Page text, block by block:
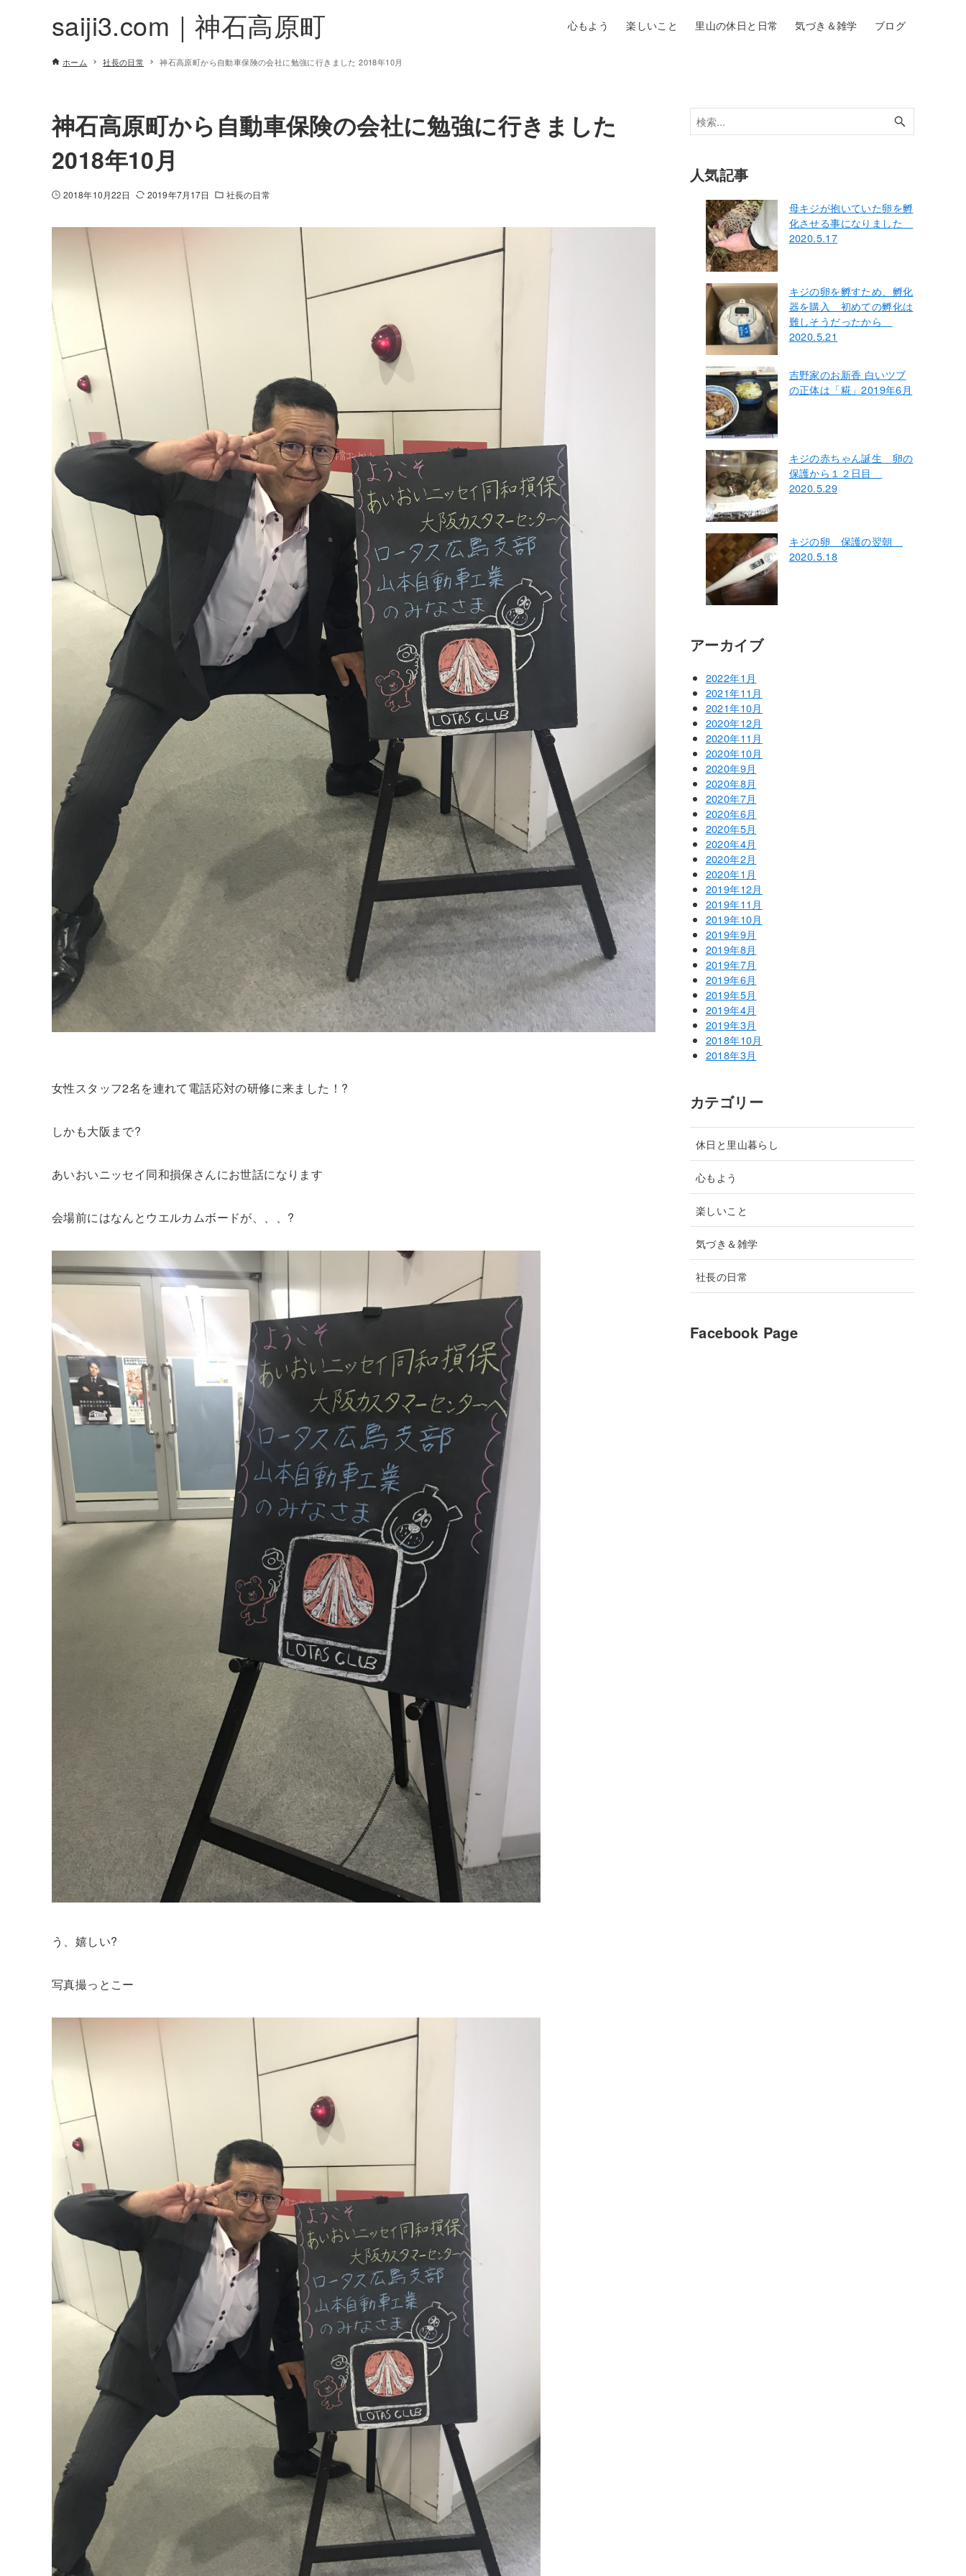
saiji3.com｜神石高原町 心もよう 楽しいこと 里山の休日と日常 気づき＆雑学 ブログ
ホーム 社長の日常 神石高原町から自動車保険の会社に勉強に行きました 2018年10月
神石高原町から自動車保険の会社に勉強に行きました
2018年10月
2018年10月22日 2019年7月17日 社長の日常
女性スタッフ2名を連れて電話応対の研修に来ました！?
しかも大阪まで?
あいおいニッセイ同和損保さんにお世話になります
会場前にはなんとウエルカムボードが、、、?
う、嬉しい?
写真撮っとこー
人気記事
母キジが抱いていた卵を孵
化させる事になりました
2020.5.17
キジの卵を孵すため、孵化
器を購入 初めての孵化は
難しそうだったから
2020.5.21
吉野家のお新香 白いツブ
の正体は「糀」2019年6月
キジの赤ちゃん誕生 卵の
保護から１２日目
2020.5.29
キジの卵 保護の翌朝
2020.5.18
アーカイブ
2022年1月
2021年11月
2021年10月
2020年12月
2020年11月
2020年10月
2020年9月
2020年8月
2020年7月
2020年6月
2020年5月
2020年4月
2020年2月
2020年1月
2019年12月
2019年11月
2019年10月
2019年9月
2019年8月
2019年7月
2019年6月
2019年5月
2019年4月
2019年3月
2018年10月
2018年3月
カテゴリー
休日と里山暮らし
心もよう
楽しいこと
気づき＆雑学
社長の日常
Facebook Page